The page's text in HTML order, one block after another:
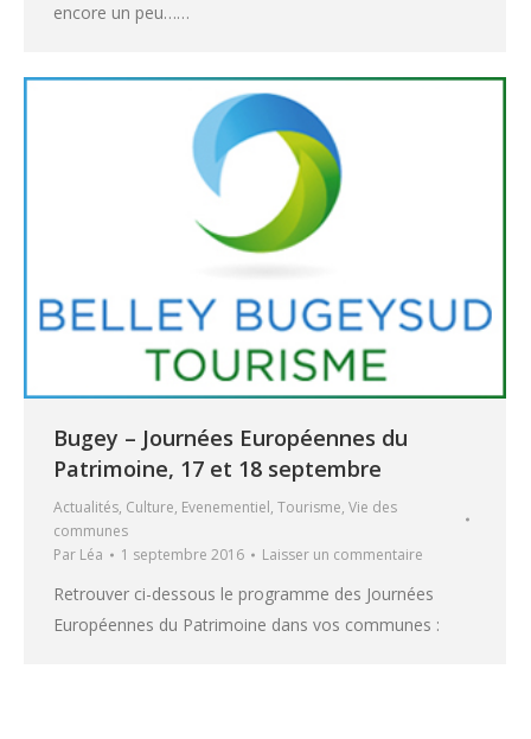
encore un peu……
Bugey – Journées Européennes du
Patrimoine, 17 et 18 septembre
Actualités, Culture, Evenementiel, Tourisme, Vie des
communes
Par Léa 1 septembre 2016 Laisser un commentaire
Retrouver ci-dessous le programme des Journées
Européennes du Patrimoine dans vos communes :